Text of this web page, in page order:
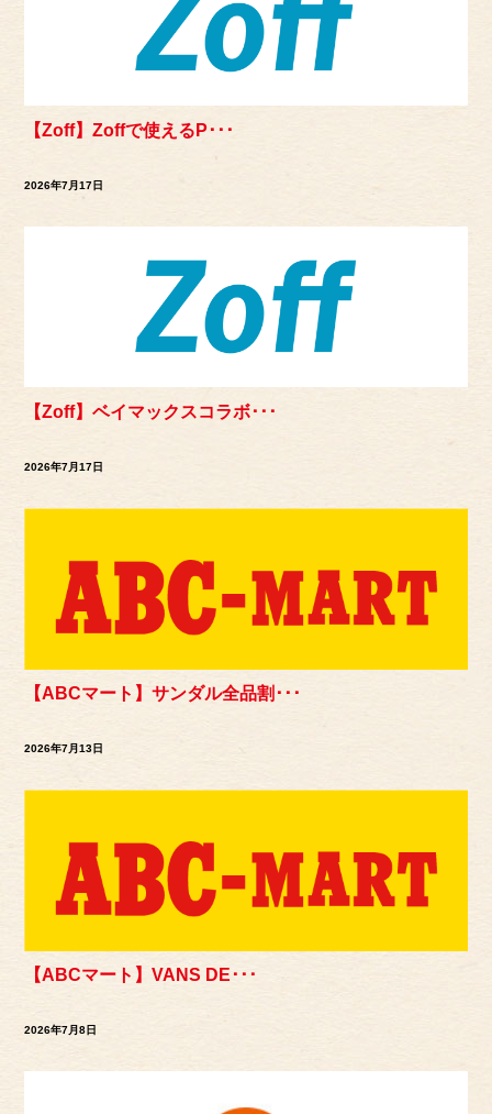
【Zoff】Zoffで使えるP･･･
2026年7月17日
【Zoff】ベイマックスコラボ･･･
2026年7月17日
【ABCマート】サンダル全品割･･･
2026年7月13日
【ABCマート】VANS DE･･･
2026年7月8日